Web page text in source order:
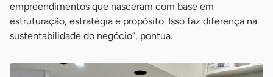
empreendimentos que nasceram com base em
estruturação, estratégia e propósito. Isso faz diferença na
sustentabilidade do negócio”, pontua.